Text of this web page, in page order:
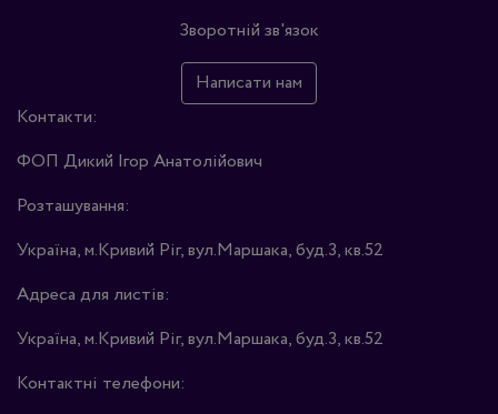
Зворотній зв'язок
Написати нам
Контакти:
ФОП Дикий Ігор Анатолійович
Розташування:
Україна, м.Кривий Ріг, вул.Маршака, буд.3, кв.52
Адреса для листів:
Україна, м.Кривий Ріг, вул.Маршака, буд.3, кв.52
Контактні телефони: